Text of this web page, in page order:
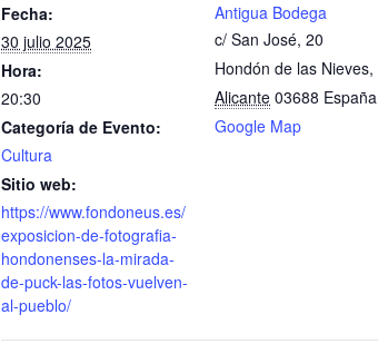
Fecha:
30 julio 2025
Hora:
20:30
Categoría de Evento:
Cultura
Sitio web:
https://www.fondoneus.es/
exposicion-de-fotografia-
hondonenses-la-mirada-
de-puck-las-fotos-vuelven-
al-pueblo/
Antigua Bodega
c/ San José, 20
Hondón de las Nieves,
Alicante 03688 España
Google Map